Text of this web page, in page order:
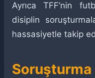
Ayrıca TFF’nin
disiplin
hassasiyetle takip